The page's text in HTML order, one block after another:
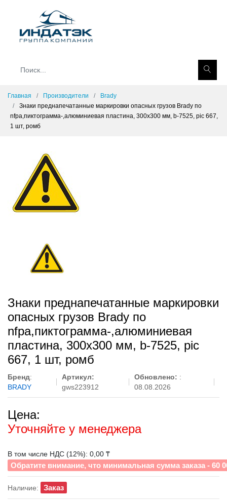
Главная Производители
Brady
Знаки преднапечатанные маркировки опасных грузов Brady по
nfpa,пиктограмма-,алюминиевая пластина, 300x300 мм, b-7525, pic 667,
1 шт, ромб
Знаки преднапечатанные маркировки
опасных грузов Brady по
nfpa,пиктограмма-,алюминиевая
пластина, 300x300 мм, b-7525, pic
667, 1 шт, ромб
Бренд:
BRADY
Артикул:
gws223912
Обновлено: :
08.08.2026
Цена:
Уточняйте у менеджера
В том числе НДС (12%): 0,00 ₸
Обратите внимание, что минимальная сумма заказа - 60
Наличие: Заказ